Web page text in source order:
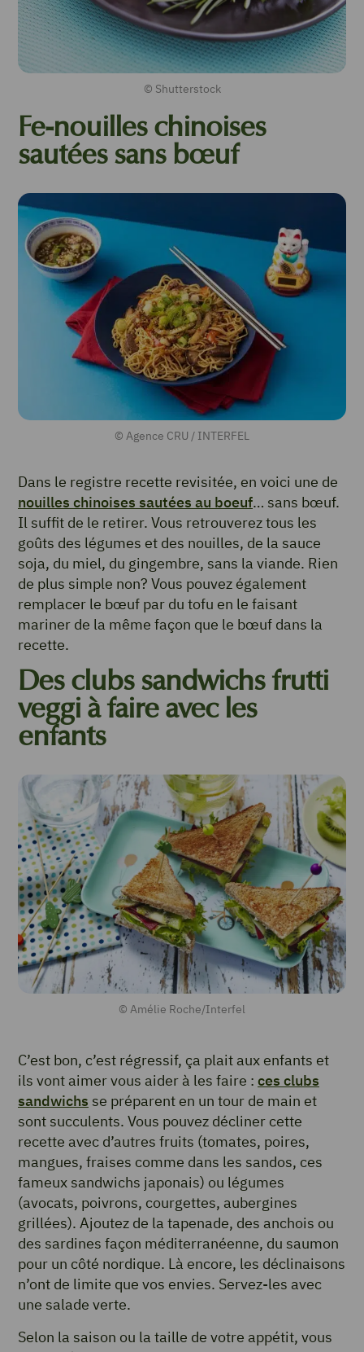
© Shutterstock
Fe-nouilles chinoises
sautées sans bœuf
© Agence CRU / INTERFEL
Dans le registre recette revisitée, en voici une de
nouilles chinoises sautées au boeuf… sans bœuf.
Il suffit de le retirer. Vous retrouverez tous les
goûts des légumes et des nouilles, de la sauce
soja, du miel, du gingembre, sans la viande. Rien
de plus simple non? Vous pouvez également
remplacer le bœuf par du tofu en le faisant
mariner de la même façon que le bœuf dans la
recette.
Des clubs sandwichs frutti
veggi à faire avec les
enfants
© Amélie Roche/Interfel
C’est bon, c’est régressif, ça plait aux enfants et
ils vont aimer vous aider à les faire : ces clubs
sandwichs se préparent en un tour de main et
sont succulents. Vous pouvez décliner cette
recette avec d’autres fruits (tomates, poires,
mangues, fraises comme dans les sandos, ces
fameux sandwichs japonais) ou légumes
(avocats, poivrons, courgettes, aubergines
grillées). Ajoutez de la tapenade, des anchois ou
des sardines façon méditerranéenne, du saumon
pour un côté nordique. Là encore, les déclinaisons
n’ont de limite que vos envies. Servez-les avec
une salade verte.
Selon la saison ou la taille de votre appétit, vous